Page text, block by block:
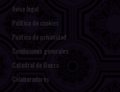
Aviso legal
Política de cookies
Política de privacidad
Condiciones generales
Catedral de Baeza
Colaboradores